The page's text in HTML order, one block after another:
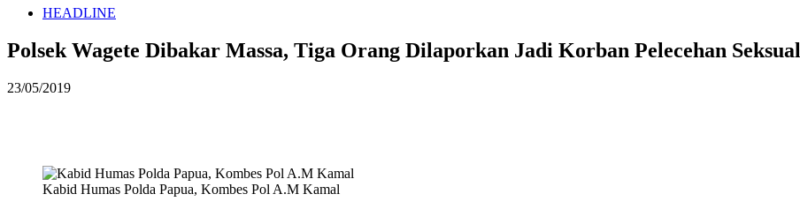
HEADLINE
Polsek Wagete Dibakar Massa, Tiga Orang Dilaporkan Jadi Korban Pelecehan Seksual
23/05/2019
Kabid Humas Polda Papua, Kombes Pol A.M Kamal